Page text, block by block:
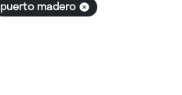
puerto madero